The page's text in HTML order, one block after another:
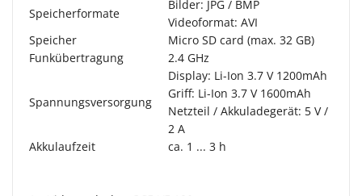
Speicherformate
Bilder: JPG / BMP
Videoformat: AVI
Speicher
Micro SD card (max. 32 GB)
Funkübertragung
2.4 GHz
Spannungsversorgung
Display: Li-Ion 3.7 V 1200mAh
Griff: Li-Ion 3.7 V 1600mAh
Netzteil / Akkuladegerät: 5 V /
2 A
Akkulaufzeit
ca. 1 ... 3 h